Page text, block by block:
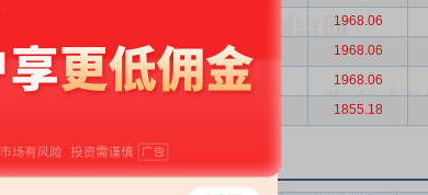
1968.06
3661.01 1968.06
3661.01 1968.06
1855.18